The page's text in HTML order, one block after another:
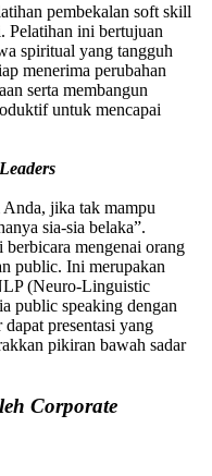
pembekalan soft skill
Pelatihan ini bertujuan
spiritual yang tangguh
menerima perubahan
serta membangun
untuk mencapai
Anda, jika tak mampu
sia-sia belaka”.
mengenai orang
public. Ini merupakan
(Neuro-Linguistic
public speaking dengan
presentasi yang
pikiran bawah sadar
Corporate